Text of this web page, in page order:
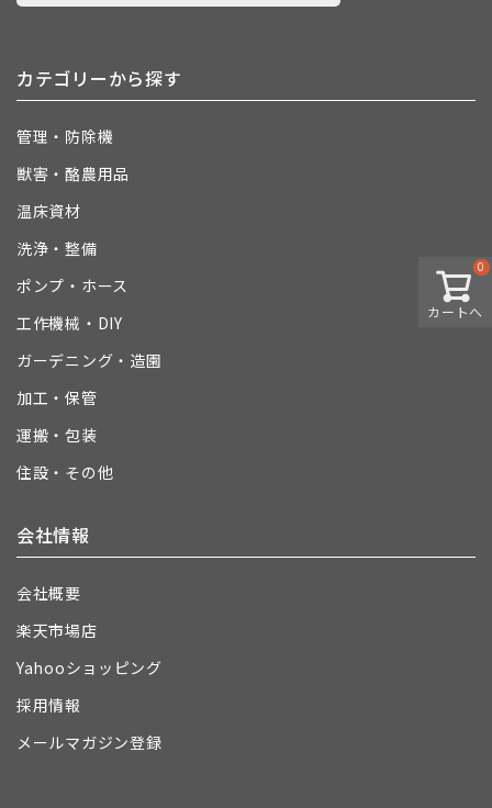
カートへ
0
カテゴリーから探す
管理・防除機
獣害・酪農用品
温床資材
洗浄・整備
ポンプ・ホース
工作機械・DIY
ガーデニング・造園
加工・保管
運搬・包装
住設・その他
会社情報
会社概要
楽天市場店
Yahooショッピング
採用情報
メールマガジン登録